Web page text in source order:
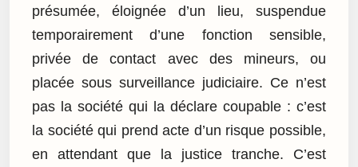
présumée, éloignée d’un lieu, suspendue
temporairement d’une fonction sensible,
privée de contact avec des mineurs, ou
placée sous surveillance judiciaire. Ce n’est
pas la société qui la déclare coupable : c’est
la société qui prend acte d’un risque possible,
en attendant que la justice tranche. C’est